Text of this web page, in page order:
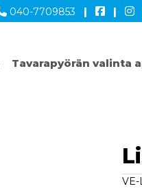
040-7709853 | |
Tavarapyörän valinta
VE-